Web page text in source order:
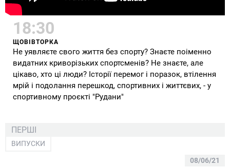
18:30
ЩОВІВТОРКА
Не уявляєте свого життя без спорту? Знаєте поіменно
видатних криворізьких спортсменів? Не знаєте, але
цікаво, хто ці люди? Історії перемог і поразок, втілення
мрій і подолання перешкод, спортивних і життєвих, - у
спортивному проєкті "Рудани"
ПЕРШІ
ВИПУСКИ
08/06/21